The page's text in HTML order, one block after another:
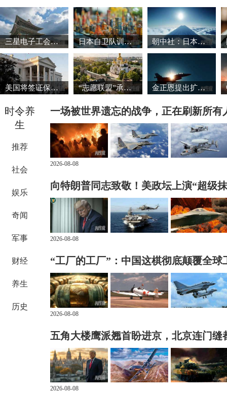
三星电子工会暂缓罢工 韩国股市强劲反弹 日本自卫队训练场爆炸事故致3死1重伤 朝中社：日本推动军国主义复活将触碰“红线”
美国将签证保证金国家名单扩大至38国 “志愿联盟”承诺向乌克兰提供安全保障 金正恩提出扩大导弹生产能力的必要性
时令养
生
推荐
社会
娱乐
奇闻
军事
财经
养生
历史
一场被世界遗忘的战争，正在刷新所有
2026-08-08
向特朗普同志致敬！美政坛上演“超级
2026-08-08
“工厂的工厂”：中国这棋彻底颠覆全球
2026-08-08
五角大楼鹰派翘首盼进京，北京连门缝
2026-08-08